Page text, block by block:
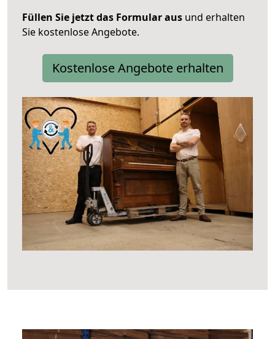
Füllen Sie jetzt das Formular aus und erhalten
Sie kostenlose Angebote.
Kostenlose Angebote erhalten